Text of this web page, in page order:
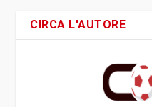
CIRCA L'AUTORE